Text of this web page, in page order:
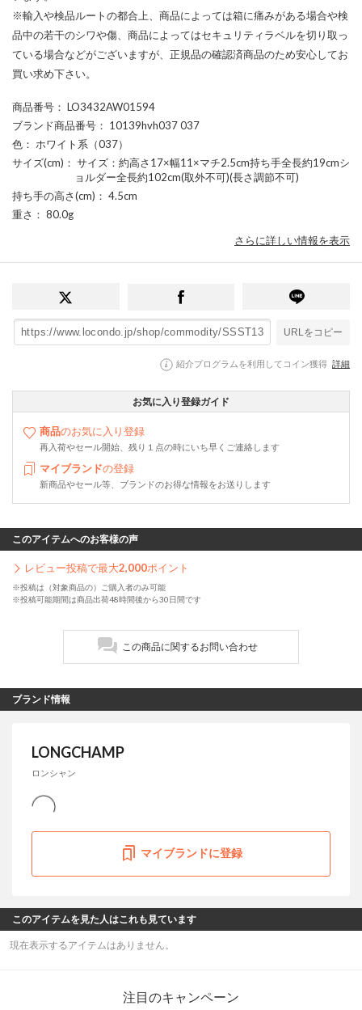
※輸入や検品ルートの都合上、商品によっては箱に痛みがある場合や検
品中の若干のシワや傷、商品によってはセキュリティラベルを切り取っ
ている場合などがございますが、正規品の確認済商品のため安心してお
買い求め下さい。
商品番号 ： LO3432AW01594
ブランド商品番号 ： 10139hvh037 037
色 ： ホワイト系（037）
サイズ(cm) ： サイズ：約高さ17×幅11×マチ2.5cm持ち手全長約19cmシ
ョルダー全長約102cm(取外不可)(長さ調節不可)
持ち手の高さ(cm) ： 4.5cm
重さ ： 80.0g
さらに詳しい情報を表示
URLをコピー
紹介プログラムを利用してコイン獲得 詳細
お気に入り登録ガイド
商品のお気に入り登録
再入荷やセール開始、残り１点の時にいち早くご連絡します
マイブランドの登録
新商品やセール等、ブランドのお得な情報をお送りします
このアイテムへのお客様の声
レビュー投稿で最大2,000ポイント
※投稿は（対象商品の）ご購入者のみ可能
※投稿可能期間は商品出荷48時間後から30日間です
この商品に関するお問い合わせ
ブランド情報
LONGCHAMP
ロンシャン
マイブランドに登録
このアイテムを見た人はこれも見ています
現在表示するアイテムはありません。
注目のキャンペーン